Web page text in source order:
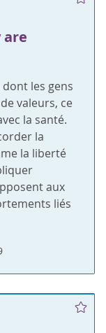
are
les gens
valeurs, ce
la santé.
la
la liberté
aux
liés